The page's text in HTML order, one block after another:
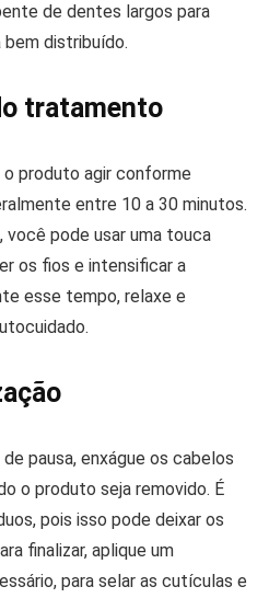
de dentes largos para
distribuído.
tratamento
o produto agir conforme
entre 10 a 30 minutos.
pode usar uma touca
os fios e intensificar a
esse tempo, relaxe e
pausa, enxágue os cabelos
o produto seja removido. É
pois isso pode deixar os
finalizar, aplique um
para selar as cutículas e